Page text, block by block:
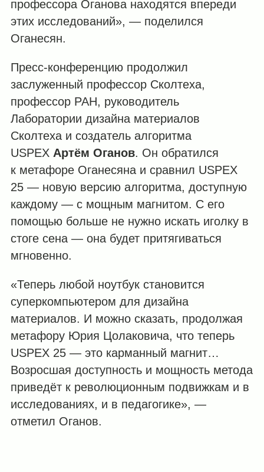
профессора Оганова находятся впереди
этих исследований», — поделился
Оганесян.
Пресс-конференцию продолжил
заслуженный профессор Сколтеха,
профессор РАН, руководитель
Лаборатории дизайна материалов
Сколтеха и создатель алгоритма
USPEX Артём Оганов. Он обратился
к метафоре Оганесяна и сравнил USPEX
25 — новую версию алгоритма, доступную
каждому — с мощным магнитом. С его
помощью больше не нужно искать иголку в
стоге сена — она будет притягиваться
мгновенно.
«Теперь любой ноутбук становится
суперкомпьютером для дизайна
материалов. И можно сказать, продолжая
метафору Юрия Цолаковича, что теперь
USPEX 25 — это карманный магнит…
Возросшая доступность и мощность метода
приведёт к революционным подвижкам и в
исследованиях, и в педагогике», —
отметил Оганов.